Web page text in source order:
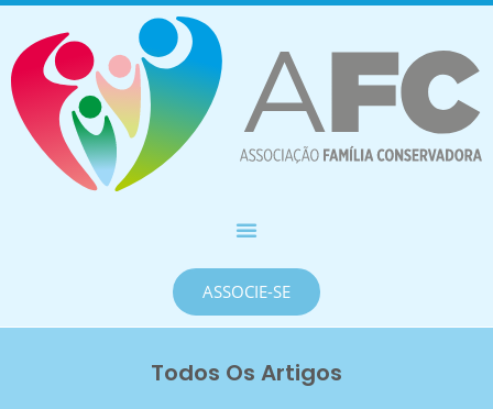
ASSOCIE-SE
Todos Os Artigos